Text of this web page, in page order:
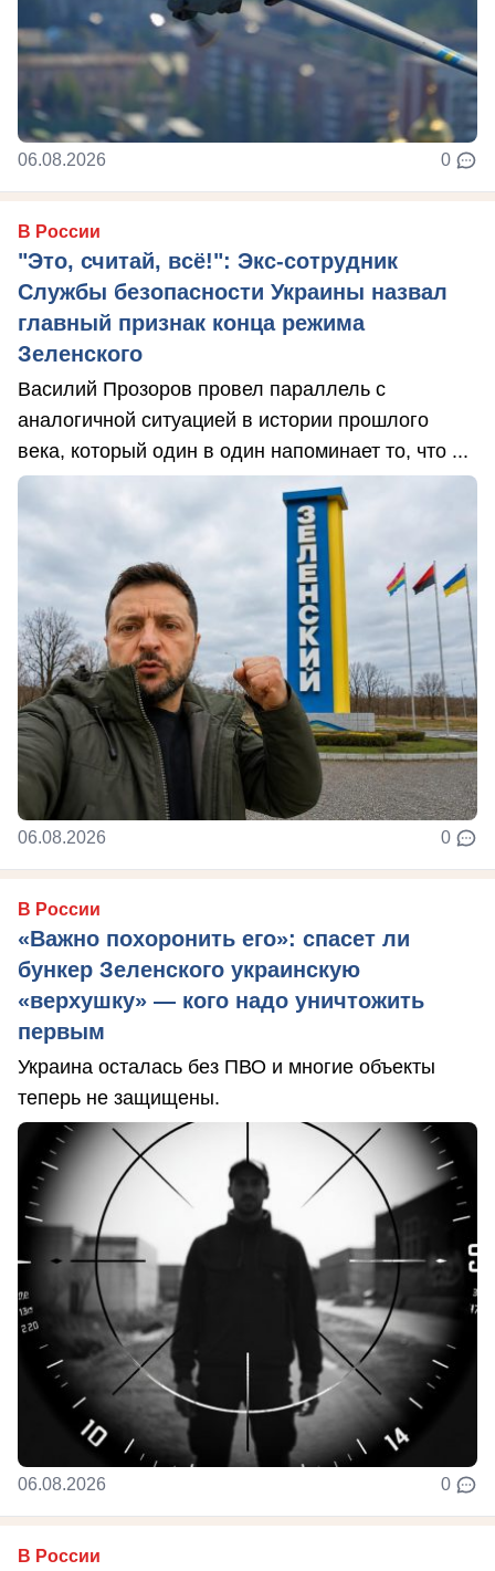
06.08.2026 0
В России
"Это, считай, всё!": Экс-сотрудник
Службы безопасности Украины назвал
главный признак конца режима
Зеленского
Василий Прозоров провел параллель с
аналогичной ситуацией в истории прошлого
века, который один в один напоминает то, что ...
06.08.2026 0
В России
«Важно похоронить его»: спасет ли
бункер Зеленского украинскую
«верхушку» — кого надо уничтожить
первым
Украина осталась без ПВО и многие объекты
теперь не защищены.
06.08.2026 0
В России